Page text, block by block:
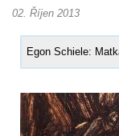
02. Říjen 2013
Egon Schiele: